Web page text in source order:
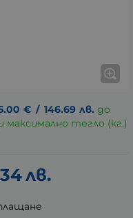
€ / 146.69 лв. до
тегло (кг.)
лв.